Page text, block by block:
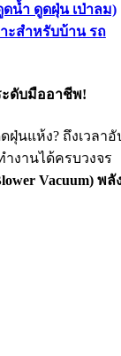
ดน้ำ ดูดฝุ่น เป่าลม)
ะสำหรับบ้าน รถ
ดับมืออาชีพ!
ฝุ่นแห้ง? ถึงเวลาอั
งานได้ครบวงจร
Vacuum) พลั